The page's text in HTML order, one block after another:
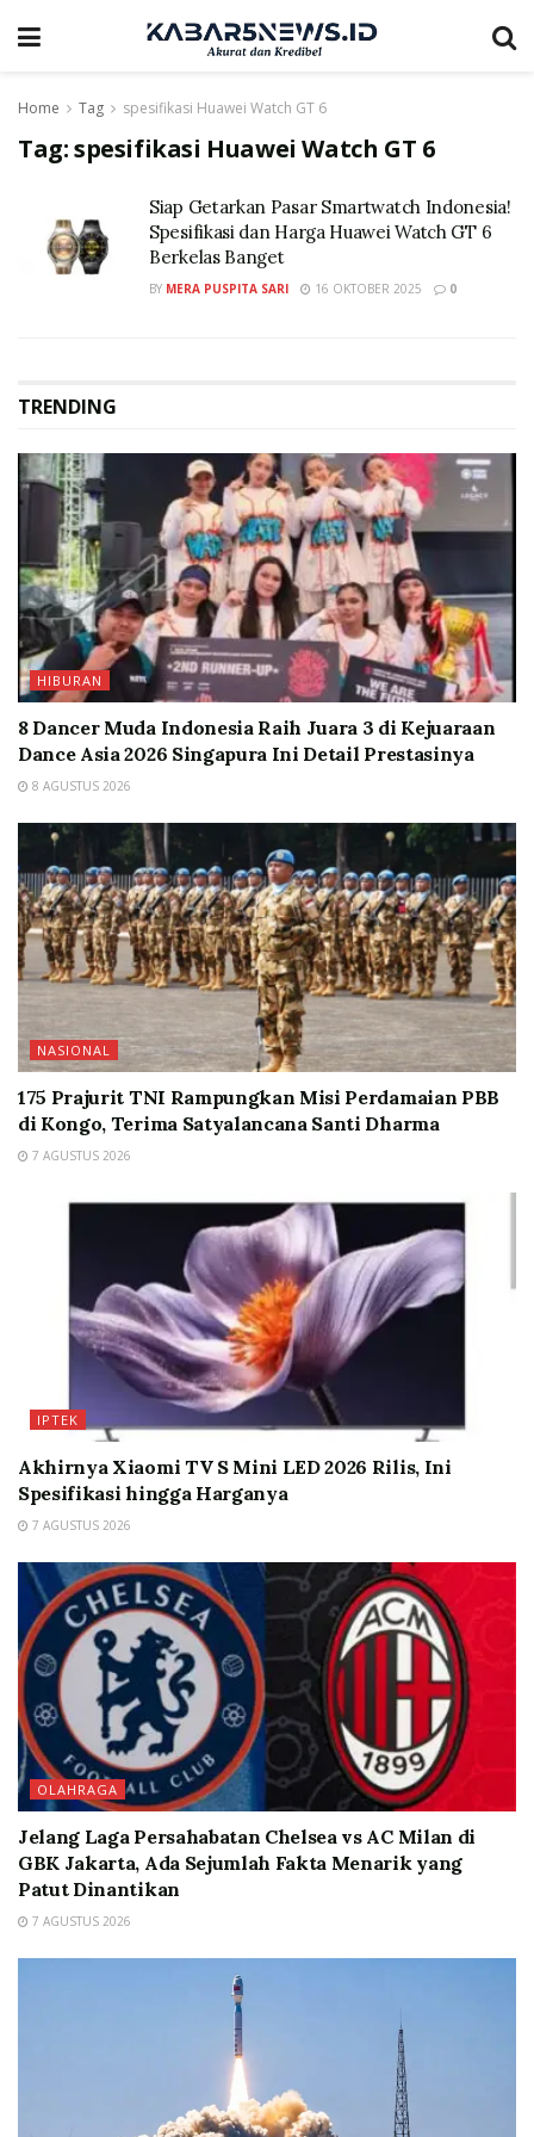
Home Tag spesifikasi Huawei Watch GT 6
Tag:spesifikasi Huawei Watch GT 6
Siap Getarkan Pasar Smartwatch Indonesia!
Spesifikasi dan Harga Huawei Watch GT 6
Berkelas Banget
BY MERA PUSPITA SARI 16 OKTOBER 2025 0
TRENDING
HIBURAN
8 Dancer Muda Indonesia Raih Juara 3 di Kejuaraan
Dance Asia 2026 Singapura Ini Detail Prestasinya
8 AGUSTUS 2026
NASIONAL
175 Prajurit TNI Rampungkan Misi Perdamaian PBB
di Kongo, Terima Satyalancana Santi Dharma
7 AGUSTUS 2026
IPTEK
Akhirnya Xiaomi TV S Mini LED 2026 Rilis, Ini
Spesifikasi hingga Harganya
7 AGUSTUS 2026
OLAHRAGA
Jelang Laga Persahabatan Chelsea vs AC Milan di
GBK Jakarta, Ada Sejumlah Fakta Menarik yang
Patut Dinantikan
7 AGUSTUS 2026